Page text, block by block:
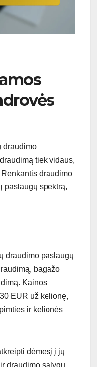
draudimo
tiek vidaus,
draudimo
paslaugų spektrą,
draudimo paslaugų
bagažo
Kainos
EUR už kelionę,
ir kelionės
dėmesį į jų
draudimo sąlygų